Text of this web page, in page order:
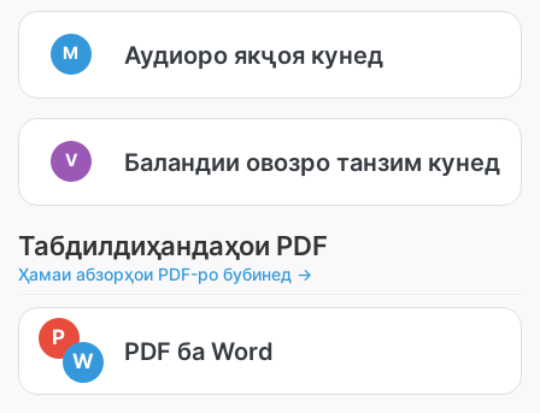
M Аудиоро якҷоя кунед
V Баландии овозро танзим кунед
Табдилдиҳандаҳои PDF
Ҳамаи абзорҳои PDF-ро бубинед →
P
W
PDF ба Word